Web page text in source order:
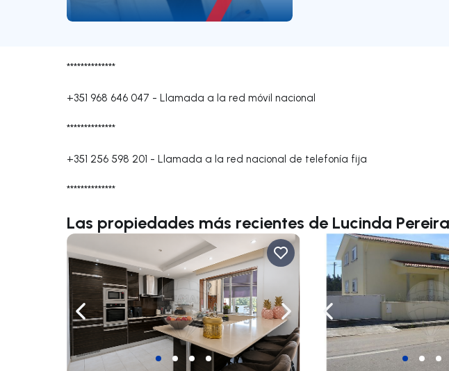
**************
+351 968 646 047 - Llamada a la red móvil nacional
**************
+351 256 598 201 - Llamada a la red nacional de telefonía fija
**************
Las propiedades más recientes de Lucinda Pereira
Navega a la izquierda Navegar a la derecha
Navega a la izquierda